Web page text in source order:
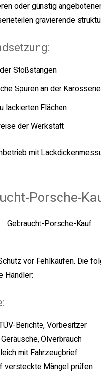
oder günstig
gravierende
Stoßstangen
Spuren an der Karosserie
lackierten Flächen
der Werkstatt
mit
Porsche-
vor Fehlkäufen. Die
Händler:
Berichte, Vorbesitzer
Ölverbrauch
mit Fahrzeugbrief
versteckte Mängel prüfen